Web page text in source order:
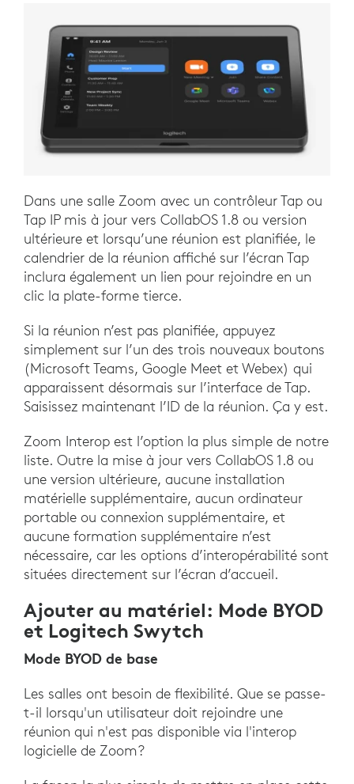
Dans une salle Zoom avec un contrôleur Tap ou
Tap IP mis à jour vers CollabOS 1.8 ou version
ultérieure et lorsqu’une réunion est planifiée, le
calendrier de la réunion affiché sur l’écran Tap
inclura également un lien pour rejoindre en un
clic la plate-forme tierce.
Si la réunion n’est pas planifiée, appuyez
simplement sur l’un des trois nouveaux boutons
(Microsoft Teams, Google Meet et Webex) qui
apparaissent désormais sur l’interface de Tap.
Saisissez maintenant l’ID de la réunion. Ça y est.
Zoom Interop est l’option la plus simple de notre
liste. Outre la mise à jour vers CollabOS 1.8 ou
une version ultérieure, aucune installation
matérielle supplémentaire, aucun ordinateur
portable ou connexion supplémentaire, et
aucune formation supplémentaire n’est
nécessaire, car les options d’interopérabilité sont
situées directement sur l’écran d’accueil.
Ajouter au matériel: Mode BYOD
et Logitech Swytch
Mode BYOD de base
Les salles ont besoin de flexibilité. Que se passe-
t-il lorsqu'un utilisateur doit rejoindre une
réunion qui n'est pas disponible via l'interop
logicielle de Zoom?